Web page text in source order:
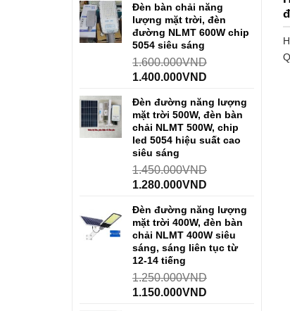
Đèn bàn chải năng
lượng mặt trời, đèn
đường NLMT 600W chip
5054 siêu sáng
1.600.000VND
1.400.000VND
Đèn đường năng lượng
mặt trời 500W, đèn bàn
chải NLMT 500W, chip
led 5054 hiệu suất cao
siêu sáng
1.450.000VND
1.280.000VND
Đèn đường năng lượng
mặt trời 400W, đèn bàn
chải NLMT 400W siêu
sáng, sáng liên tục từ
12-14 tiếng
1.250.000VND
1.150.000VND